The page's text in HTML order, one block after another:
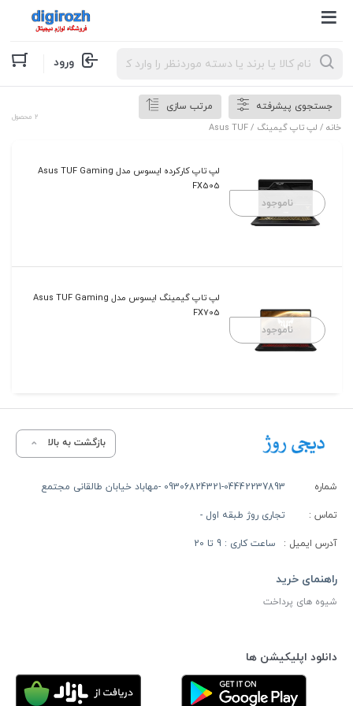
Products
search ورود
جستجوی پیشرفته
مرتب سازی
خانه / لپ تاپ گیمینگ / Asus TUF
2 محصول
ناموجود
لپ تاپ کارکرده ایسوس مدل Asus TUF Gaming
FX505
ناموجود
لپ تاپ گیمینگ ایسوس مدل Asus TUF Gaming
FX705
بازگشت به بالا
شماره
تماس :
09306824321-04442237893 -مهاباد خیابان طالقانی مجتمع
تجاری روژ طبقه اول -
آدرس ایمیل : ساعت کاری : 9 تا 20
راهنمای خرید
شیوه های پرداخت
دانلود اپلیکیشن ها